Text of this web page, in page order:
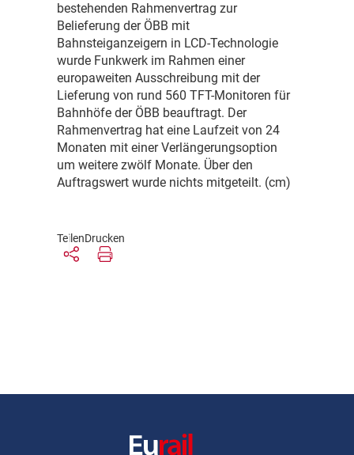
bestehenden Rahmenvertrag zur
Belieferung der ÖBB mit
Bahnsteiganzeigern in LCD-Technologie
wurde Funkwerk im Rahmen einer
europaweiten Ausschreibung mit der
Lieferung von rund 560 TFT-Monitoren für
Bahnhöfe der ÖBB beauftragt. Der
Rahmenvertrag hat eine Laufzeit von 24
Monaten mit einer Verlängerungsoption
um weitere zwölf Monate. Über den
Auftragswert wurde nichts mitgeteilt. (cm)
TeilenDrucken